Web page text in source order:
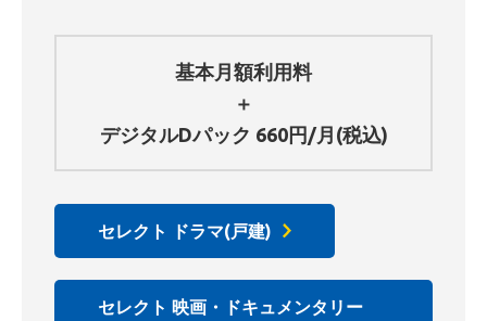
基本月額利用料
＋
デジタルDパック 660円/月(税込)
セレクト ドラマ(戸建)
セレクト 映画・ドキュメンタリー